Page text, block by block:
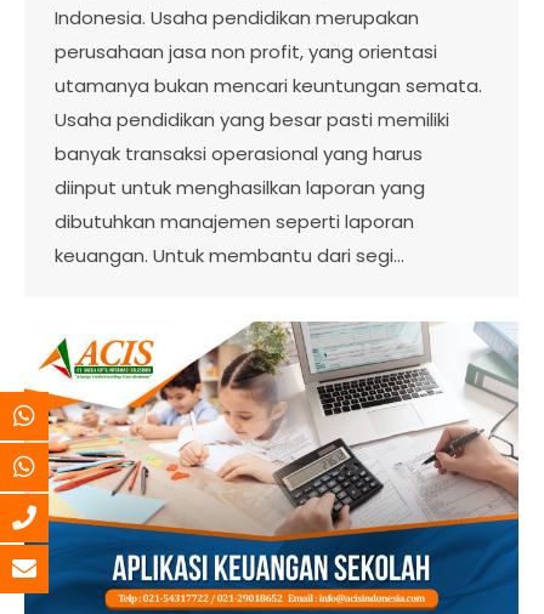
Indonesia. Usaha pendidikan merupakan
perusahaan jasa non profit, yang orientasi
utamanya bukan mencari keuntungan semata.
Usaha pendidikan yang besar pasti memiliki
banyak transaksi operasional yang harus
diinput untuk menghasilkan laporan yang
dibutuhkan manajemen seperti laporan
keuangan. Untuk membantu dari segi…